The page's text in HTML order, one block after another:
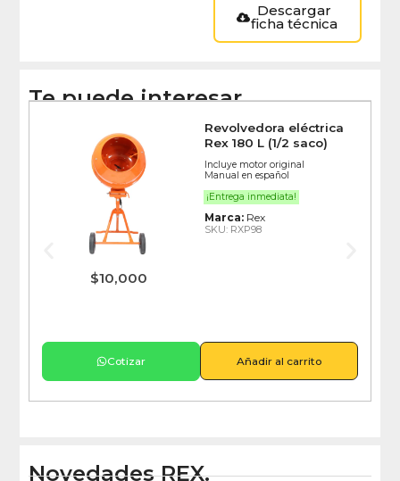
Descargar
ficha técnica
Te puede interesar
$10,000
Revolvedora eléctrica
Rex 180 L (1/2 saco)
Incluye motor original
Manual en español
¡Entrega inmediata!
Marca:Rex
SKU: RXP98
Cotizar Añadir al carrito
Novedades REX.